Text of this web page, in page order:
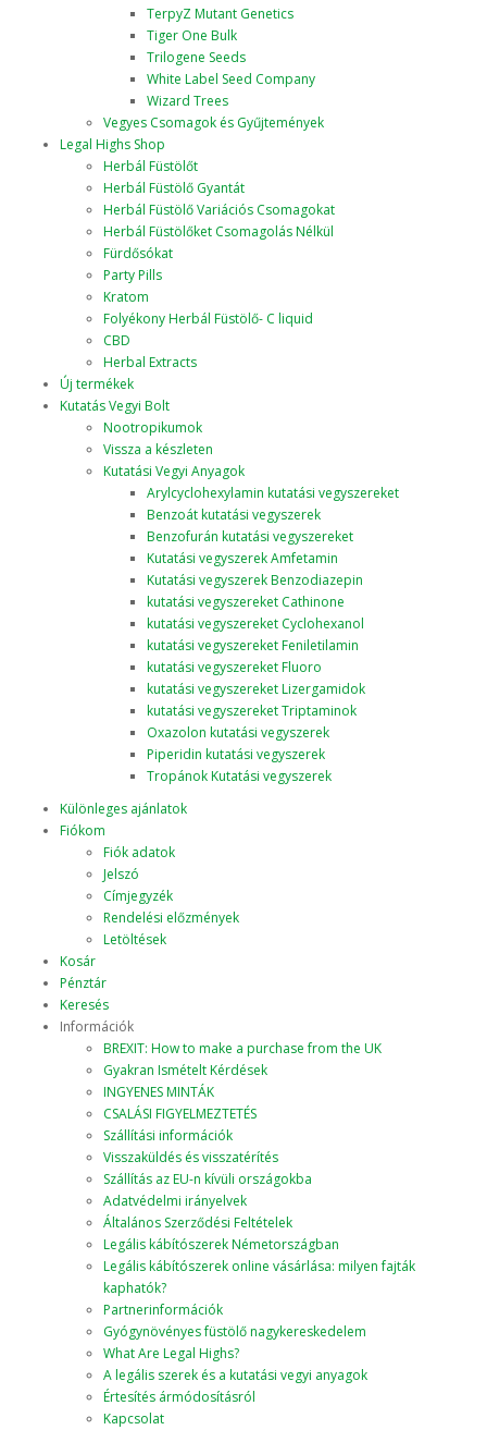
TerpyZ Mutant Genetics
Tiger One Bulk
Trilogene Seeds
White Label Seed Company
Wizard Trees
Vegyes Csomagok és Gyűjtemények
Legal Highs Shop
Herbál Füstölőt
Herbál Füstölő Gyantát
Herbál Füstölő Variációs Csomagokat
Herbál Füstölőket Csomagolás Nélkül
Fürdősókat
Party Pills
Kratom
Folyékony Herbál Füstölő- C liquid
CBD
Herbal Extracts
Új termékek
Kutatás Vegyi Bolt
Nootropikumok
Vissza a készleten
Kutatási Vegyi Anyagok
Arylcyclohexylamin kutatási vegyszereket
Benzoát kutatási vegyszerek
Benzofurán kutatási vegyszereket
Kutatási vegyszerek Amfetamin
Kutatási vegyszerek Benzodiazepin
kutatási vegyszereket Cathinone
kutatási vegyszereket Cyclohexanol
kutatási vegyszereket Feniletilamin
kutatási vegyszereket Fluoro
kutatási vegyszereket Lizergamidok
kutatási vegyszereket Triptaminok
Oxazolon kutatási vegyszerek
Piperidin kutatási vegyszerek
Tropánok Kutatási vegyszerek
Különleges ajánlatok
Fiókom
Fiók adatok
Jelszó
Címjegyzék
Rendelési előzmények
Letöltések
Kosár
Pénztár
Keresés
Információk
BREXIT: How to make a purchase from the UK
Gyakran Ismételt Kérdések
INGYENES MINTÁK
CSALÁSI FIGYELMEZTETÉS
Szállítási információk
Visszaküldés és visszatérítés
Szállítás az EU-n kívüli országokba
Adatvédelmi irányelvek
Általános Szerződési Feltételek
Legális kábítószerek Németországban
Legális kábítószerek online vásárlása: milyen fajták
kaphatók?
Partnerinformációk
Gyógynövényes füstölő nagykereskedelem
What Are Legal Highs?
A legális szerek és a kutatási vegyi anyagok
Értesítés ármódosításról
Kapcsolat